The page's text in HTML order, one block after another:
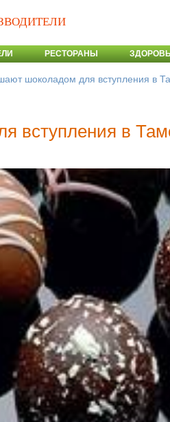
РЕСТОРАНЫ
шоколадом для вступления в
вступления в